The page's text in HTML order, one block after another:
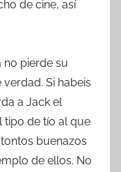
de cine, así
no pierde su
Si habeis
a Jack el
tipo de tío al que
buenazos
de ellos. No